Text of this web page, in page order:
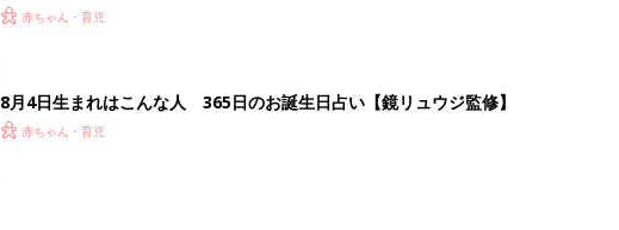
赤ちゃん・育児
8月4日生まれはこんな人 365日のお誕生日占い【鏡リュウジ監修】
赤ちゃん・育児